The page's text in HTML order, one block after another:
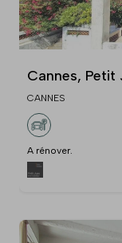
Cannes, Petit
CANNES
A rénover.